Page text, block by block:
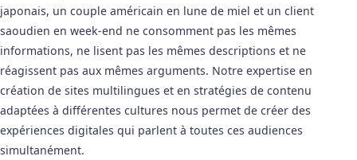
japonais, un couple américain en lune de miel et un client
saoudien en week-end ne consomment pas les mêmes
informations, ne lisent pas les mêmes descriptions et ne
réagissent pas aux mêmes arguments. Notre expertise en
création de sites multilingues et en stratégies de contenu
adaptées à différentes cultures nous permet de créer des
expériences digitales qui parlent à toutes ces audiences
simultanément.